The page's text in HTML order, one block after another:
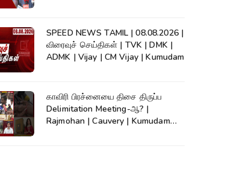
SPEED NEWS TAMIL | 08.08.2026 |
விரைவுச் செய்திகள் | TVK | DMK |
ADMK | Vijay | CM Vijay | Kumudam
காவிரி பிரச்னையை திசை திருப்ப
Delimitation Meeting-ஆ? |
Rajmohan | Cauvery | Kumudam